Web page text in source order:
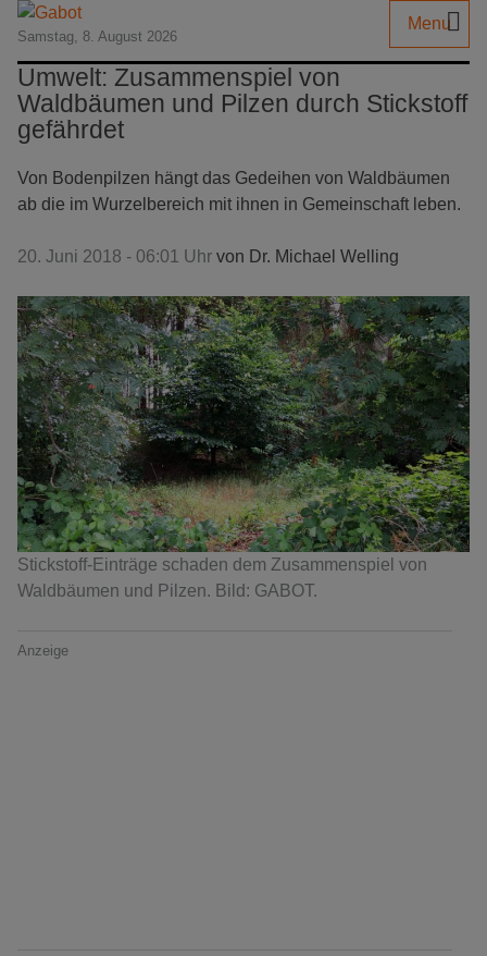
Samstag, 8. August 2026
Menu
Umwelt: Zusammenspiel von
Waldbäumen und Pilzen durch Stickstoff
gefährdet
Von Bodenpilzen hängt das Gedeihen von Waldbäumen
ab die im Wurzelbereich mit ihnen in Gemeinschaft leben.
20. Juni 2018 - 06:01 Uhr von Dr. Michael Welling
Stickstoff-Einträge schaden dem Zusammenspiel von
Waldbäumen und Pilzen. Bild: GABOT.
Anzeige